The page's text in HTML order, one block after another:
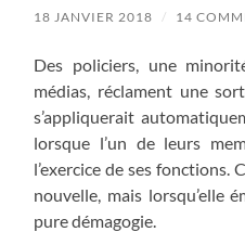
18 JANVIER 2018 / 14
Des policiers, une
médias, réclament une
s’appliquerait
lorsque l’un de leurs
l’exercice de ses fonctions.
nouvelle, mais lorsqu’elle
pure démagogie.